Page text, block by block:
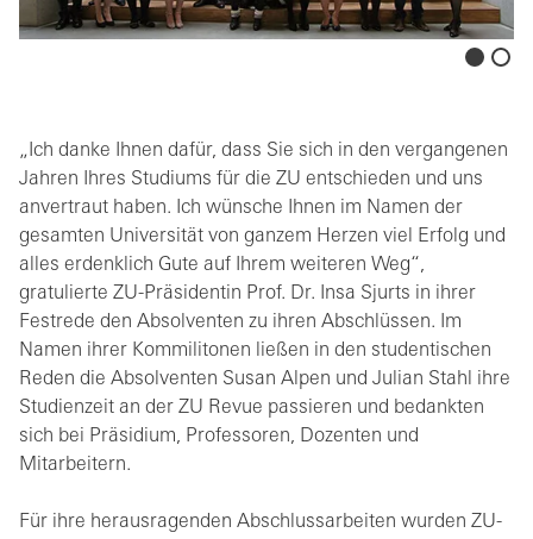
„Ich danke Ihnen dafür, dass Sie sich in den vergangenen
Jahren Ihres Studiums für die ZU entschieden und uns
anvertraut haben. Ich wünsche Ihnen im Namen der
gesamten Universität von ganzem Herzen viel Erfolg und
alles erdenklich Gute auf Ihrem weiteren Weg“,
gratulierte ZU-Präsidentin Prof. Dr. Insa Sjurts in ihrer
Festrede den Absolventen zu ihren Abschlüssen. Im
Namen ihrer Kommilitonen ließen in den studentischen
Reden die Absolventen Susan Alpen und Julian Stahl ihre
Studienzeit an der ZU Revue passieren und bedankten
sich bei Präsidium, Professoren, Dozenten und
Mitarbeitern.
Für ihre herausragenden Abschlussarbeiten wurden ZU-